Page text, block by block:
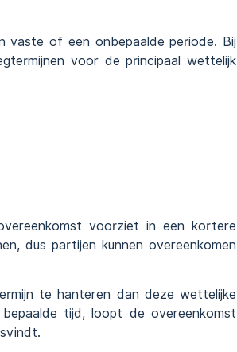
vaste of een onbepaalde periode. Bij
voor de principaal wettelijk
voorziet in een kortere
dus partijen kunnen overeenkomen
te hanteren dan deze wettelijke
tijd, loopt de overeenkomst